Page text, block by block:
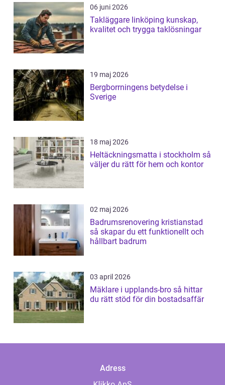
06 juni 2026
Takläggare linköping kunskap,
kvalitet och trygga taklösningar
19 maj 2026
Bergborrningens betydelse i
Sverige
18 maj 2026
Heltäckningsmatta i stockholm så
väljer du rätt för hem och kontor
02 maj 2026
Badrumsrenovering kristianstad
så skapar du ett funktionellt och
hållbart badrum
03 april 2026
Mäklare i upplands-bro så hittar
du rätt stöd för din bostadsaffär
Adress